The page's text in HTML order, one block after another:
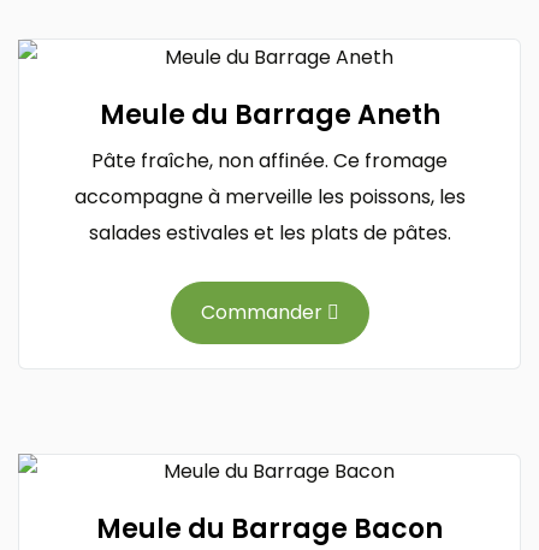
Savourez le fromage tel qu'il devrait être !
En savoir plus !
Meule du Barrage Aneth
Pâte fraîche, non affinée. Ce fromage
accompagne à merveille les poissons, les
salades estivales et les plats de pâtes.
Commander
Meule du Barrage Bacon